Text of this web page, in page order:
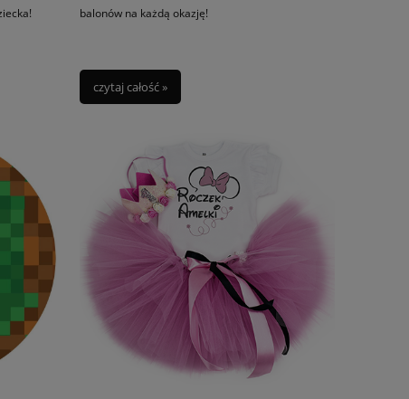
balonów na każdą okazję!
czytaj całość »